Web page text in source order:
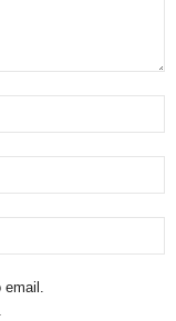
email.